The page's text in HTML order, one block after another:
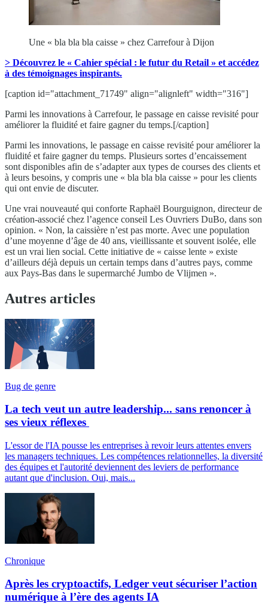
Une « bla bla bla caisse » chez Carrefour à Dijon
> Découvrez le « Cahier spécial : le futur du Retail » et accédez
à des témoignages inspirants.
[caption id="attachment_71749" align="alignleft" width="316"]
Parmi les innovations à Carrefour, le passage en caisse revisité pour
améliorer la fluidité et faire gagner du temps.[/caption]
Parmi les innovations, le passage en caisse revisité pour améliorer la
fluidité et faire gagner du temps. Plusieurs sortes d’encaissement
sont disponibles afin de s’adapter aux types de courses des clients et
à leurs besoins, y compris une « bla bla bla caisse » pour les clients
qui ont envie de discuter.
Une vrai nouveauté qui conforte Raphaël Bourguignon, directeur de
création-associé chez l’agence conseil Les Ouvriers DuBo, dans son
opinion. « Non, la caissière n’est pas morte. Avec une population
d’une moyenne d’âge de 40 ans, vieillissante et souvent isolée, elle
est un vrai lien social. Cette initiative de « caisse lente » existe
d’ailleurs déjà depuis un certain temps dans d’autres pays, comme
aux Pays-Bas dans le supermarché Jumbo de Vlijmen ».
Autres articles
Bug de genre
La tech veut un autre leadership... sans renoncer à
ses vieux réflexes
L'essor de l'IA pousse les entreprises à revoir leurs attentes envers
les managers techniques. Les compétences relationnelles, la diversité
des équipes et l'autorité deviennent des leviers de performance
autant que d'inclusion. Oui, mais...
Chronique
Après les cryptoactifs, Ledger veut sécuriser l’action
numérique à l’ère des agents IA